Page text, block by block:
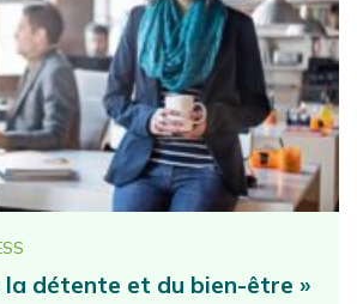
la détente et du bien-être »